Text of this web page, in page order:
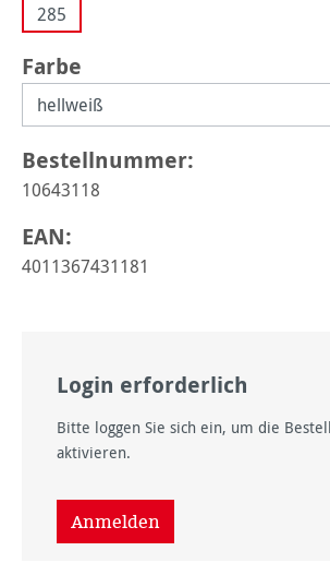
285
Farbe
Bestellnummer:
10643118
EAN:
4011367431181
Login erforderlich
Bitte loggen Sie sich ein, um die
aktivieren.
Anmelden